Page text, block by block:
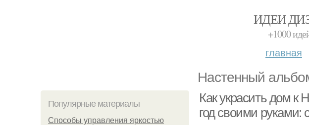
ИДЕИ
+1000
главная
Настенный
Популярные материалы
Способы управления яркостью
Как украсить дом к
год своими руками: